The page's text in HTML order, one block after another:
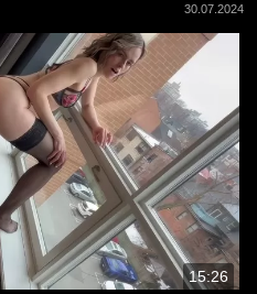
30.07.2024
15:26